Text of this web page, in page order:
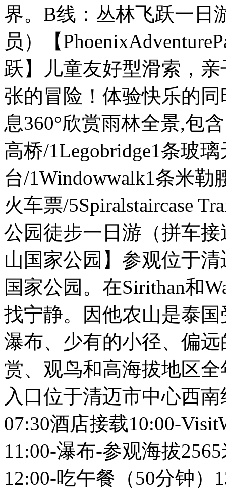
界。B线：丛林飞跃一日
员）【
跃】儿童友好型滑索，
张的冒险！体验快乐的
息360°欣赏雨林全景,包
高桥/1Legobridge1条玻
台/1Windowwalk1条米
火车票/5Spiralstaircase
公园徒步一日游（拼车
山国家公园】参观位于
国家公园。在Sirithan和
找宁静。因他农山是泰
瀑布、少有的小径、偏
赏、观鸟和高海拔地区
入口位于清迈市中心西
07:30酒店接载10:00-
11:00-瀑布-参观海拔
12:00-吃午餐（50分钟）